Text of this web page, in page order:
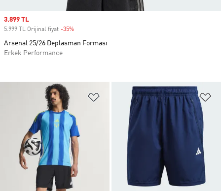
Favori Listesine Ekle
Sale price
3.899 TL
5.999 TL Orijinal fiyat -35%
Arsenal 25/26 Deplasman Forması
Erkek Performance